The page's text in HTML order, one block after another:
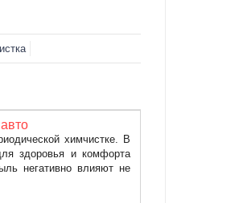
химчистке. В
здоровья и комфорта
негативно влияют не